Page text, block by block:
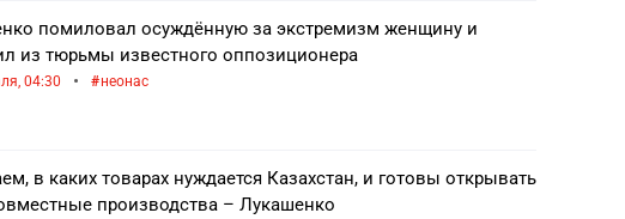
помиловал осуждённую за экстремизм женщину и
из тюрьмы известного оппозиционера
04:30 • неонас
в каких товарах нуждается Казахстан, и готовы открывать
производства – Лукашенко